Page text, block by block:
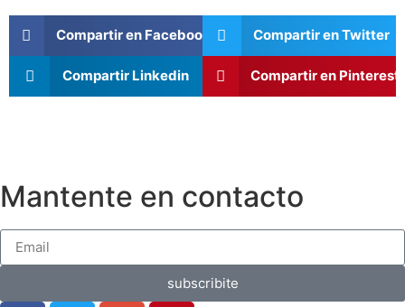
Compartir en Facebook Compartir en Twitter
Compartir Linkedin Compartir en Pinterest
Mantente en contacto
subscribite